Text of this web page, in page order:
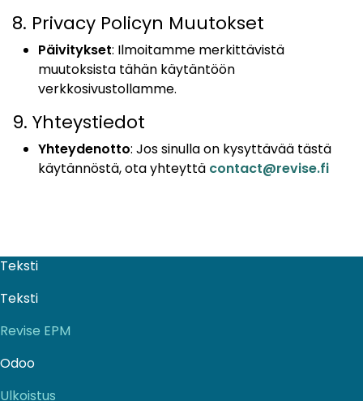
8. Privacy Policyn Muutokset
Päivitykset: Ilmoitamme merkittävistä
muutoksista tähän käytäntöön
verkkosivustollamme.
9. Yhteystiedot
Yhteydenotto: Jos sinulla on kysyttävää tästä
käytännöstä, ota yhteyttä contact@revise.fi
Teksti
Teksti
Revise EPM
Odoo
Ulkoistus